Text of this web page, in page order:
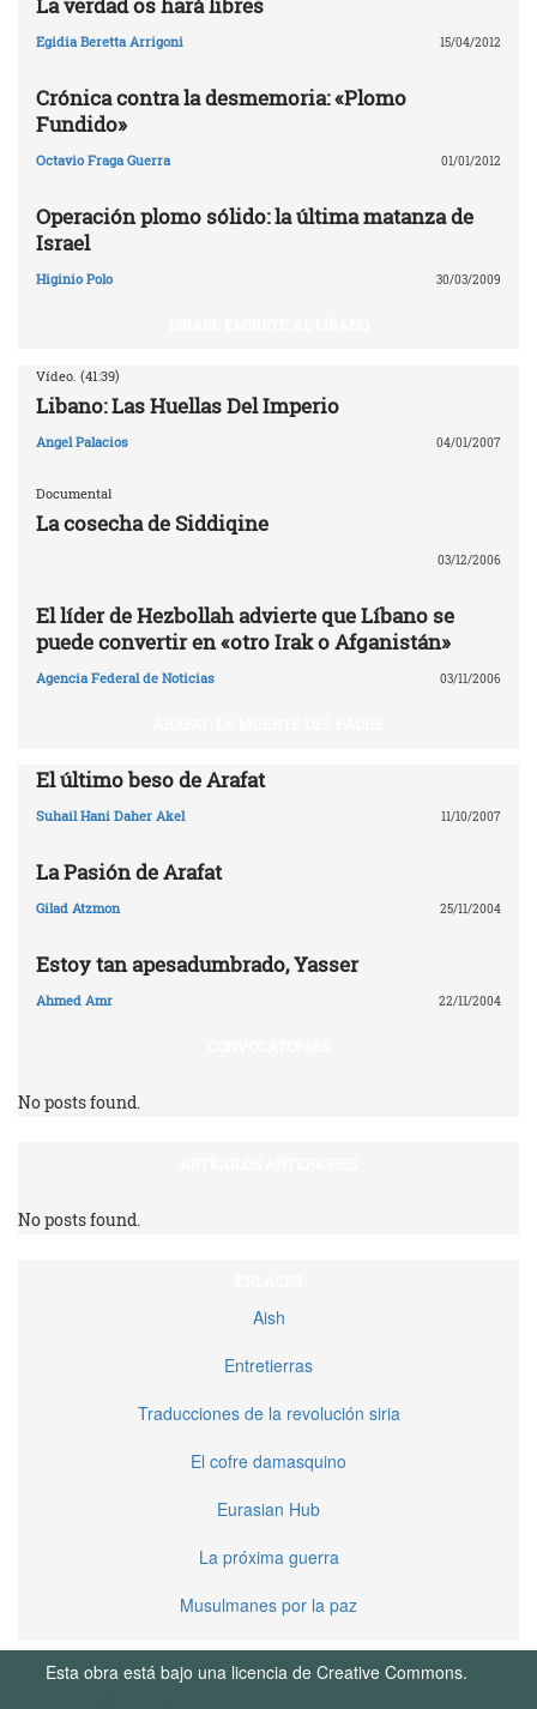
La verdad os hará libres
Egidia Beretta Arrigoni 15/04/2012
Crónica contra la desmemoria: «Plomo
Fundido»
Octavio Fraga Guerra 01/01/2012
Operación plomo sólido: la última matanza de
Israel
Higinio Polo 30/03/2009
Vídeo. (41:39)
Libano: Las Huellas Del Imperio
Angel Palacios 04/01/2007
Documental
La cosecha de Siddiqine
03/12/2006
El líder de Hezbollah advierte que Líbano se
puede convertir en «otro Irak o Afganistán»
Agencia Federal de Noticias 03/11/2006
El último beso de Arafat
Suhail Hani Daher Akel 11/10/2007
La Pasión de Arafat
Gilad Atzmon 25/11/2004
Estoy tan apesadumbrado, Yasser
Ahmed Amr 22/11/2004
No posts found.
No posts found.
Aish
Entretierras
Traducciones de la revolución siria
El cofre damasquino
Eurasian Hub
La próxima guerra
Musulmanes por la paz
Esta obra está bajo una licencia de Creative Commons.